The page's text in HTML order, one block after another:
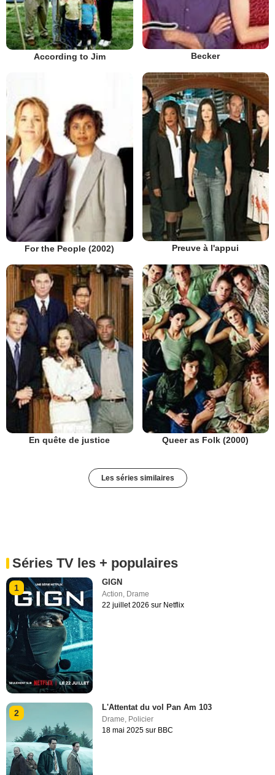
According to Jim Becker
For the People (2002) Preuve à l'appui
En quête de justice Queer as Folk (2000)
Les séries similaires
Séries TV les + populaires
1
GIGN
Action, Drame
22 juillet 2026 sur Netflix
2
L'Attentat du vol Pan Am 103
Drame Policier
18 mai 2025 sur BBC